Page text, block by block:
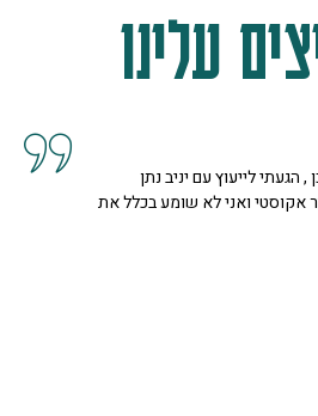
עלינו
קיבלנו שרות מצוין, הסברים
נחמדה מאוד בשם קרן היא